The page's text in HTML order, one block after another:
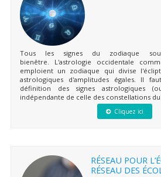
Tous les signes du zodiaque
bienêtre. L'astrologie occidentale
emploient un zodiaque qui divise
astrologiques d'amplitudes égales. Il
définition des signes astrologiques
indépendante de celle des constellations
Cliquez ici
RÉSEAU POUR
RÉSEAU DES